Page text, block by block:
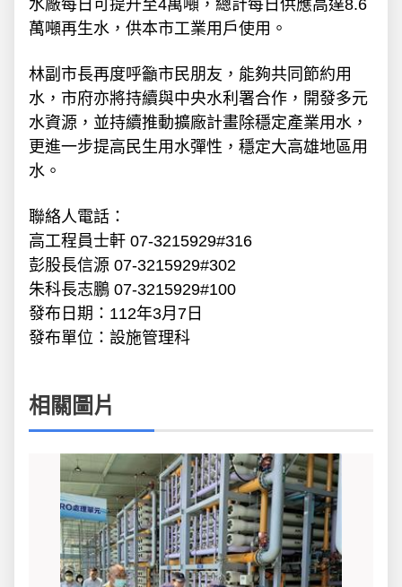
水廠每日可提升至4萬噸，總計每日供應高達8.6
萬噸再生水，供本市工業用戶使用。
林副市長再度呼籲市民朋友，能夠共同節約用
水，市府亦將持續與中央水利署合作，開發多元
水資源，並持續推動擴廠計畫除穩定產業用水，
更進一步提高民生用水彈性，穩定大高雄地區用
水。
聯絡人電話：
高工程員士軒 07-3215929#316
彭股長信源 07-3215929#302
朱科長志鵬 07-3215929#100
發布日期：112年3月7日
發布單位：設施管理科
相關圖片